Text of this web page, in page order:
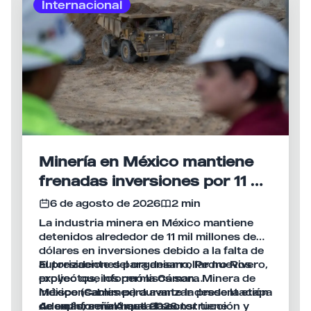
Internacional
Minería en México mantiene
frenadas inversiones por 11 mil
mdd
6 de agosto de 2026
2 min
La industria minera en México mantiene
detenidos alrededor de 11 mil millones de
dólares en inversiones debido a la falta de
autorizaciones para desarrollar nuevos
proyectos, informó la Cámara Minera de
México (Camimex) durante la presentación
de su Informe Anual 2026.
El presidente del organismo, Pedro Rivero,
explicó que los permisos son
indispensables para avanzar desde la etapa
de exploración hasta la construcción y
Además, señaló que el sector tiene